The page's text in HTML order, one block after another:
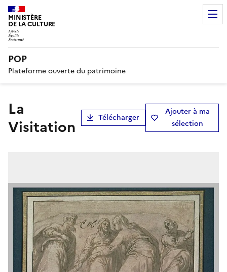
MINISTÈRE
DE LA CULTURE
POP
Plateforme ouverte du patrimoine
La
Visitation
Télécharger
Ajouter à ma
sélection